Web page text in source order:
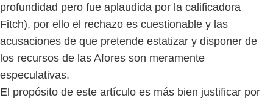
profundidad pero fue aplaudida por la calificadora
Fitch), por ello el rechazo es cuestionable y las
acusaciones de que pretende estatizar y disponer de
los recursos de las Afores son meramente
especulativas.
El propósito de este artículo es más bien justificar por